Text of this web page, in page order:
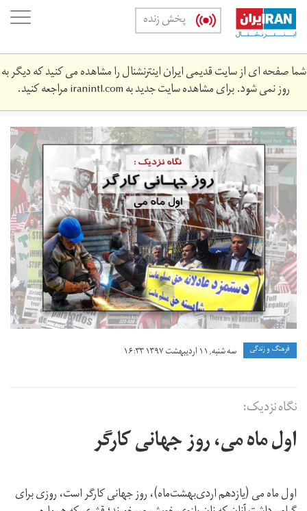
Skip
main
content
پخش زنده
شما صفحه ای از سایت قدیمی ایران اینترنشنال را مشاهده می کنید که دیگر به
روز نمی شود. برای مشاهده سایت جدید بهiranintl.comمراجعه کنید.
labour_day.jpg
فرهنگ و زندگی سه شنبه, ۱۱ اردیبهشت ۱۳۹۷ ۱۶:۳۳
نگاه نزدیک:
اول ماه می، روز جهانی کارگر
اول ماه می (یازدهم اردی‌بهشت‌ماه)، روز جهانی کارگر است، روزی برای